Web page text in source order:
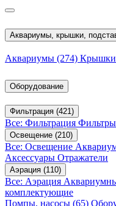
Аквариумы, крышки,
Аквариумы (274) Крышки
Оборудование
Фильтрация (421)
Все: Фильтрация Фильтры
Освещение (210)
Все: Освещение
Аксессуары Отражатели
Аэрация (110)
Все: Аэрация
комплектующие
Помпы, насосы (65)